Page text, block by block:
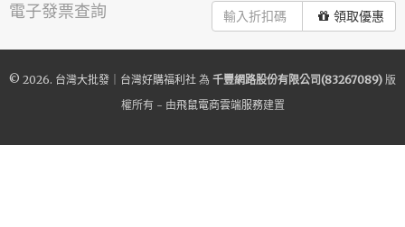
電子發票查詢 領取優惠
© 2026. 台灣大批發｜台灣好購福利社 為 千豐網路股份有限公司(83267089) 版
權所有 - 由飛鼠電商雲端服務建置